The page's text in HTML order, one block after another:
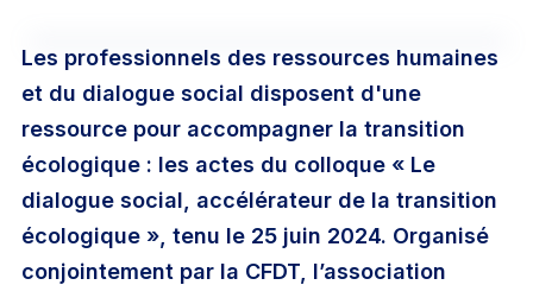
Carrière RH
Connexion
Les professionnels des ressources humaines
et du dialogue social disposent d'une
ressource pour accompagner la transition
écologique : les actes du colloque « Le
dialogue social, accélérateur de la transition
écologique », tenu le 25 juin 2024. Organisé
conjointement par la CFDT, l’association